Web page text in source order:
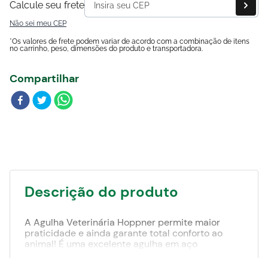
Calcule seu frete
Não sei meu CEP
*Os valores de frete podem variar de acordo com a combinação de itens
no carrinho, peso, dimensões do produto e transportadora.
Compartilhar
Descrição do produto
A Agulha Veterinária Hoppner permite maior
praticidade e ainda garante total conforto ao
animal! É uma excelente agulha em aço
Blog